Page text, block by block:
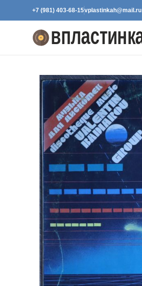
+7 (981) 403-68-15vplastinkah@mail.ru